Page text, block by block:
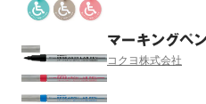
マーキングペ
コクヨ株式会社